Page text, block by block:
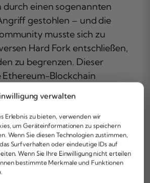
verwalten
Erlebnis zu bieten, verwenden wir
um Geräteinformationen zu speichern
Wenn Sie diesen Technologien zustimmen,
Surfverhalten oder eindeutige IDs auf
Wenn Sie Ihre Einwilligung nicht erteilen
bestimmte Merkmale und Funktionen
durch einen sogenannten
gestohlen – und die
musste sich zu
Hard Fork entschließen,
zu begrenzen. Dieser
Ethereum-Blockchain
als Abspaltung
von Smart Contracts
Segen zugleich. Sie
niemand die Regeln
seinen Gunsten ändern